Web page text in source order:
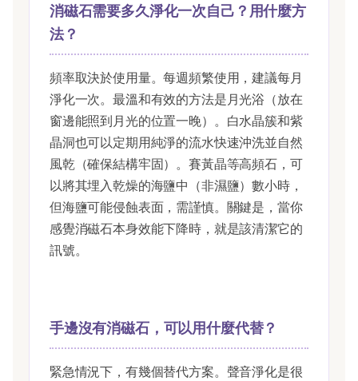
消磁石需要多久淨化一次自己？用什麼方
法？
頻率取決於使用量。每週頻繁使用，建議每月
淨化一次。最溫和有效的方法是月光浴（放在
窗邊能照到月光的位置一晚）。白水晶簇和紫
晶洞也可以定期用純淨的流水快速沖洗並自然
風乾（確保結構牢固）。賽黃晶等高頻石，可
以將其埋入乾燥的海鹽中（非濕鹽）數小時，
但海鹽可能侵蝕表面，需謹慎。關鍵是，當你
感覺消磁石本身效能下降時，就是該清潔它的
訊號。
手邊沒有消磁石，可以用什麼代替？
緊急情況下，有幾個替代方案。聲音淨化是很